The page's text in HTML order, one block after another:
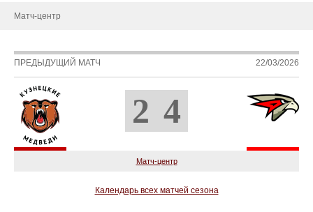
Матч-центр
ПРЕДЫДУЩИЙ МАТЧ 22/03/2026
2 4
Матч-центр
Календарь всех матчей сезона